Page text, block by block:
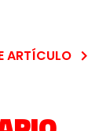
ARTÍCULO